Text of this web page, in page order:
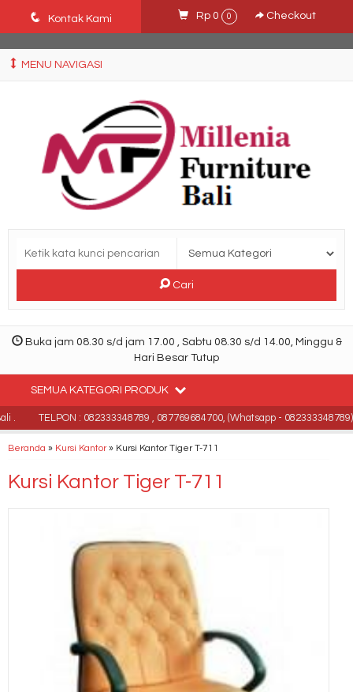
Ffn26mCseQzwzJTw3smpNE8Nti1cAw6hYZWaSDjvoqs
q Kontak Kami Rp 0 0 Checkout
MENU NAVIGASI
Cari
Buka jam 08.30 s/d jam 17.00 , Sabtu 08.30 s/d 14.00, Minggu &
Hari Besar Tutup
SEMUA KATEGORI PRODUK
. TELPON : 082333348789 , 087769684700, (Whatsapp - 082333348789)
Beranda » Kursi Kantor» Kursi Kantor Tiger T-711
Kursi Kantor Tiger T-711